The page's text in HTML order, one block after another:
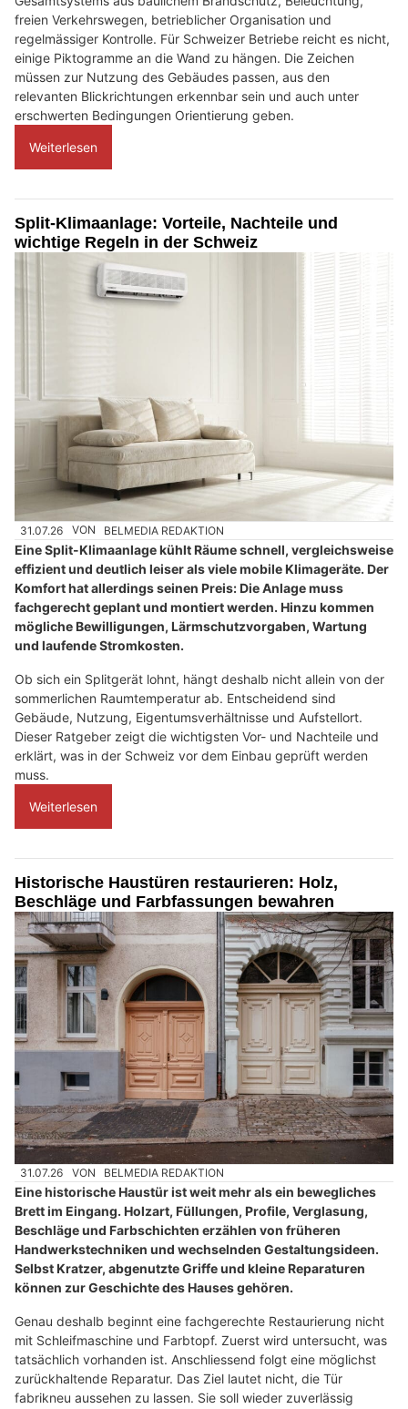
freien Verkehrswegen, betrieblicher Organisation und
regelmässiger Kontrolle. Für Schweizer Betriebe reicht es nicht,
einige Piktogramme an die Wand zu hängen. Die Zeichen
müssen zur Nutzung des Gebäudes passen, aus den
relevanten Blickrichtungen erkennbar sein und auch unter
erschwerten Bedingungen Orientierung geben.
Weiterlesen
Split-Klimaanlage: Vorteile, Nachteile und
wichtige Regeln in der Schweiz
31.07.26 VON BELMEDIA REDAKTION
Eine Split-Klimaanlage kühlt Räume schnell, vergleichsweise
effizient und deutlich leiser als viele mobile Klimageräte. Der
Komfort hat allerdings seinen Preis: Die Anlage muss
fachgerecht geplant und montiert werden. Hinzu kommen
mögliche Bewilligungen, Lärmschutzvorgaben, Wartung
und laufende Stromkosten.
Ob sich ein Splitgerät lohnt, hängt deshalb nicht allein von der
sommerlichen Raumtemperatur ab. Entscheidend sind
Gebäude, Nutzung, Eigentumsverhältnisse und Aufstellort.
Dieser Ratgeber zeigt die wichtigsten Vor- und Nachteile und
erklärt, was in der Schweiz vor dem Einbau geprüft werden
muss.
Weiterlesen
Historische Haustüren restaurieren: Holz,
Beschläge und Farbfassungen bewahren
31.07.26 VON BELMEDIA REDAKTION
Eine historische Haustür ist weit mehr als ein bewegliches
Brett im Eingang. Holzart, Füllungen, Profile, Verglasung,
Beschläge und Farbschichten erzählen von früheren
Handwerkstechniken und wechselnden Gestaltungsideen.
Selbst Kratzer, abgenutzte Griffe und kleine Reparaturen
können zur Geschichte des Hauses gehören.
Genau deshalb beginnt eine fachgerechte Restaurierung nicht
mit Schleifmaschine und Farbtopf. Zuerst wird untersucht, was
tatsächlich vorhanden ist. Anschliessend folgt eine möglichst
zurückhaltende Reparatur. Das Ziel lautet nicht, die Tür
fabrikneu aussehen zu lassen. Sie soll wieder zuverlässig